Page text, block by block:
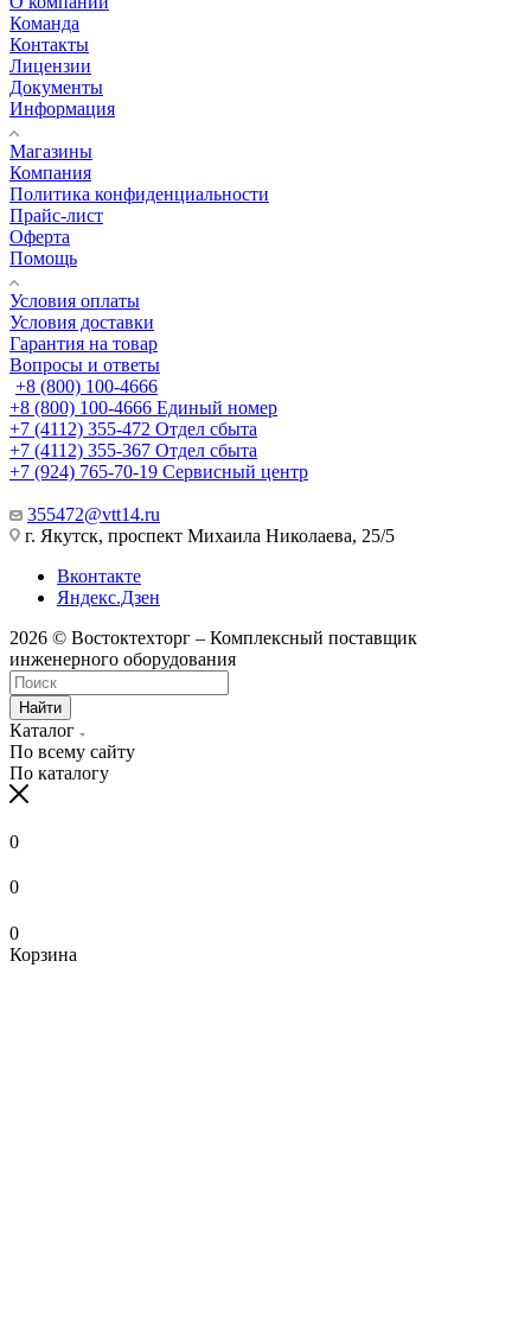
Команда
Контакты
Лицензии
Документы
Информация
Магазины
Компания
Политика конфиденциальности
Прайс-лист
Оферта
Помощь
Условия оплаты
Условия доставки
Гарантия на товар
Вопросы и ответы
+8 (800) 100-4666
+8 (800) 100-4666 Единый номер
+7 (4112) 355-472 Отдел сбыта
+7 (4112) 355-367 Отдел сбыта
+7 (924) 765-70-19 Сервисный центр
355472@vtt14.ru
г. Якутск, проспект Михаила Николаева, 25/5
Вконтакте
Яндекс.Дзен
2026 © Востоктехторг – Комплексный поставщик
инженерного оборудования
Найти
Каталог
По всему сайту
По каталогу
0
0
0
Корзина